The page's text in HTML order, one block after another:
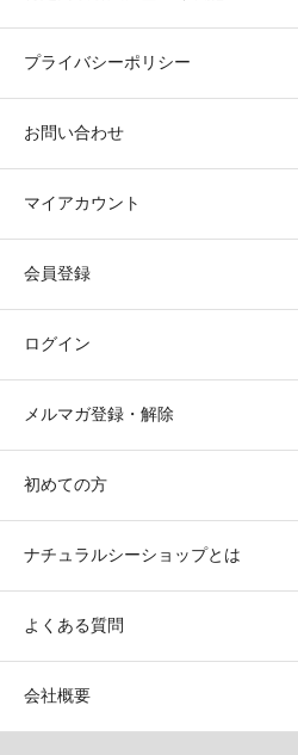
プライバシーポリシー
お問い合わせ
マイアカウント
会員登録
ログイン
メルマガ登録・解除
初めての方
ナチュラルシーショップとは
よくある質問
会社概要